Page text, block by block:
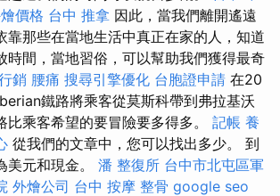
價格 台中 推拿 因此，當我們離開遙遠
靠那些在當地生活中真正在家的人，知道
時間，當地習俗，可以幫助我們獲得最奇
銷 腰痛 搜尋引擎優化 台胞證申請 在20
鐵路將乘客從莫斯科帶到弗拉基沃
比乘客希望的要冒險要多得多。 記帳 養
從我們的文章中，您可以找出多少。 到
美元和現金。 潘 整復所 台中市北屯區軍
外燴公司 台中 按摩 整骨 google seo